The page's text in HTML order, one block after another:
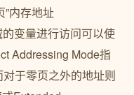
”内存地址
变量进行访问可以使
Addressing Mode指
于零页之外的地址则